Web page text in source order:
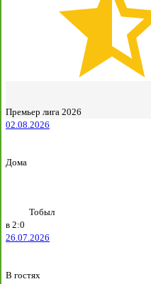
Премьер лига 2026
02.08.2026
Дома
Тобыл
в 2:0
26.07.2026
В гостях